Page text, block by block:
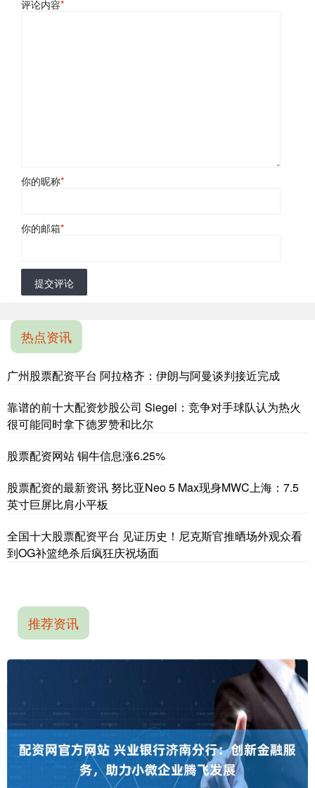
评论内容*
你的昵称*
你的邮箱*
提交评论
热点资讯
广州股票配资平台 阿拉格齐：伊朗与阿曼谈判接近完成
靠谱的前十大配资炒股公司 Siegel：竞争对手球队认为热火
很可能同时拿下德罗赞和比尔
股票配资网站 铜牛信息涨6.25%
股票配资的最新资讯 努比亚Neo 5 Max现身MWC上海：7.5
英寸巨屏比肩小平板
全国十大股票配资平台 见证历史！尼克斯官推晒场外观众看
到OG补篮绝杀后疯狂庆祝场面
推荐资讯